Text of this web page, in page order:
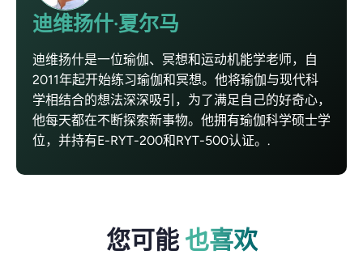
迪维扬什·夏尔马
迪维扬什是一位瑜伽、冥想和运动机能学老师，自
2011年起开始练习瑜伽和冥想。他将瑜伽与现代科
学相结合的想法深深吸引，为了满足自己的好奇心，
他每天都在不断探索新事物。他拥有瑜伽科学硕士学
位，并持有E-RYT-200和RYT-500认证。.
您可能 也喜欢